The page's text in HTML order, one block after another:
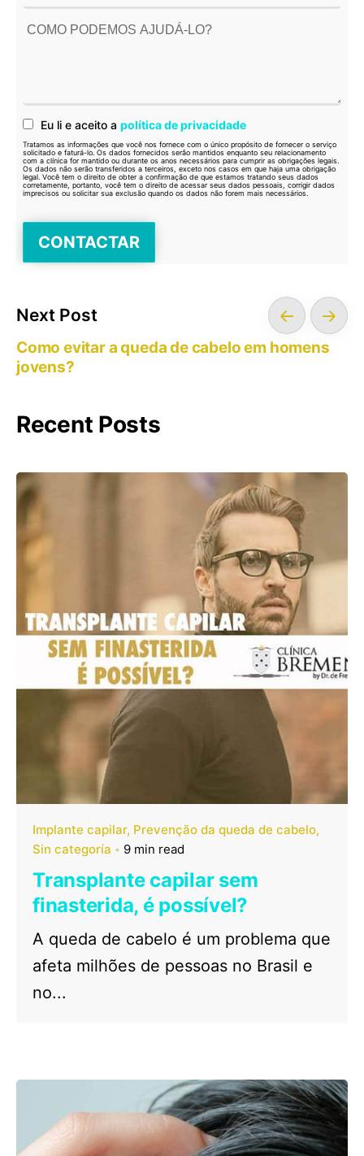
Eu li e aceito apolítica de privacidade
Tratamos as informações que você nos fornece com o único propósito de fornecer o serviço
solicitado e faturá-lo. Os dados fornecidos serão mantidos enquanto seu relacionamento
com a clínica for mantido ou durante os anos necessários para cumprir as obrigações legais.
Os dados não serão transferidos a terceiros, exceto nos casos em que haja uma obrigação
legal. Você tem o direito de obter a confirmação de que estamos tratando seus dados
corretamente, portanto, você tem o direito de acessar seus dados pessoais, corrigir dados
imprecisos ou solicitar sua exclusão quando os dados não forem mais necessários.
Next Post
Como evitar a queda de cabelo em homens
jovens?
Recent Posts
Implante capilar Prevenção da queda de cabelo
Sin categoría
9 min read
Transplante capilar sem
finasterida, é possível?
A queda de cabelo é um problema que
afeta milhões de pessoas no Brasil e
no...